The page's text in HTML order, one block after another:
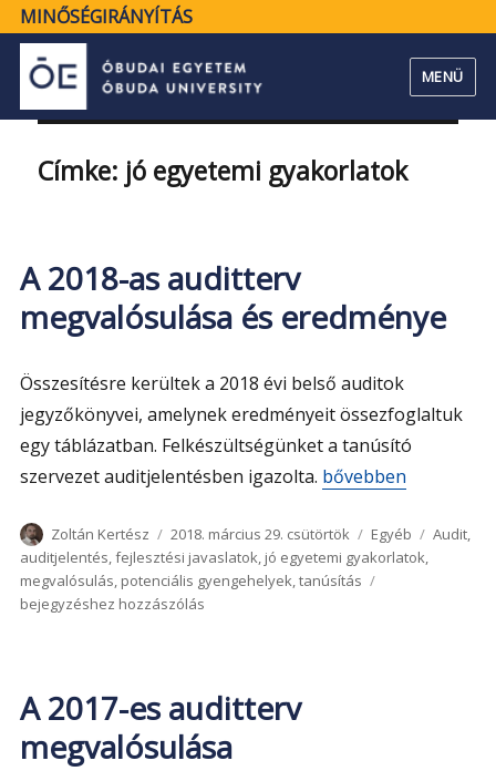
MINŐSÉGIRÁNYÍTÁS
MENÜ
Címke: jó egyetemi gyakorlatok
A 2018-as auditterv
megvalósulása és eredménye
Összesítésre kerültek a 2018 évi belső auditok
jegyzőkönyvei, amelynek eredményeit össezfoglaltuk
egy táblázatban. Felkészültségünket a tanúsító
szervezet auditjelentésben igazolta. „A 2018-as
bővebben
Szerző
Zoltán Kertész Közzétéve
2018. március 29. csütörtök Kategória
Egyéb Címke
Audit,
auditjelentés,fejlesztési javaslatok, jó egyetemi gyakorlatok,
megvalósulás, potenciális gyengehelyek,tanúsítás
bejegyzéshez hozzászólás
A 2017-es auditterv
megvalósulása